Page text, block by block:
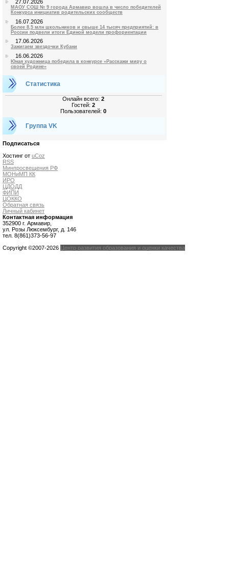
27.07.2026
МАОУ СОШ № 9 города Армавир вошла в число победителей
Конкурса инициатив родительских сообществ
16.07.2026
Более 8,5 млн школьников и свыше 14 тысяч предприятий: в
России подвели итоги Единой модели профориентации
17.06.2026
Зажигаем звездочки Кубани
16.06.2026
Юная художница победила в конкурсе «Расскажи миру о
своей Родине»
Статистика
Онлайн всего:2
Гостей:2
Пользователей:0
Группа VK
Подписаться
Хостинг от uCoz
RSS
Минпросвещения РФ
МОНиМП КК
ИРО
ЦДОДД
ФИПИ
ЦОККО
Обратная связь
Личный кабинет
Контактная информация
352900 г. Армавир,
ул. Розы Люксембург, д. 146
тел. 8(861)373-56-97
Copyright ©2007-2026 Центр развития образования и оценки качества